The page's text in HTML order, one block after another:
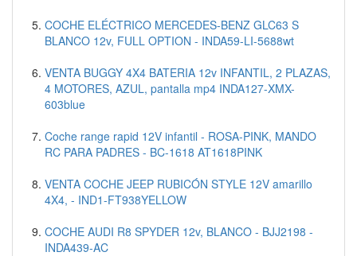
COCHE ELÉCTRICO MERCEDES-BENZ GLC63 S
BLANCO 12v, FULL OPTION - INDA59-LI-5688wt
VENTA BUGGY 4X4 BATERIA 12v INFANTIL, 2 PLAZAS,
4 MOTORES, AZUL, pantalla mp4 INDA127-XMX-
603blue
Coche range rapid 12V infantil - ROSA-PINK, MANDO
RC PARA PADRES - BC-1618 AT1618PINK
VENTA COCHE JEEP RUBICÓN STYLE 12V amarillo
4X4, - IND1-FT938YELLOW
COCHE AUDI R8 SPYDER 12v, BLANCO - BJJ2198 -
INDA439-AC